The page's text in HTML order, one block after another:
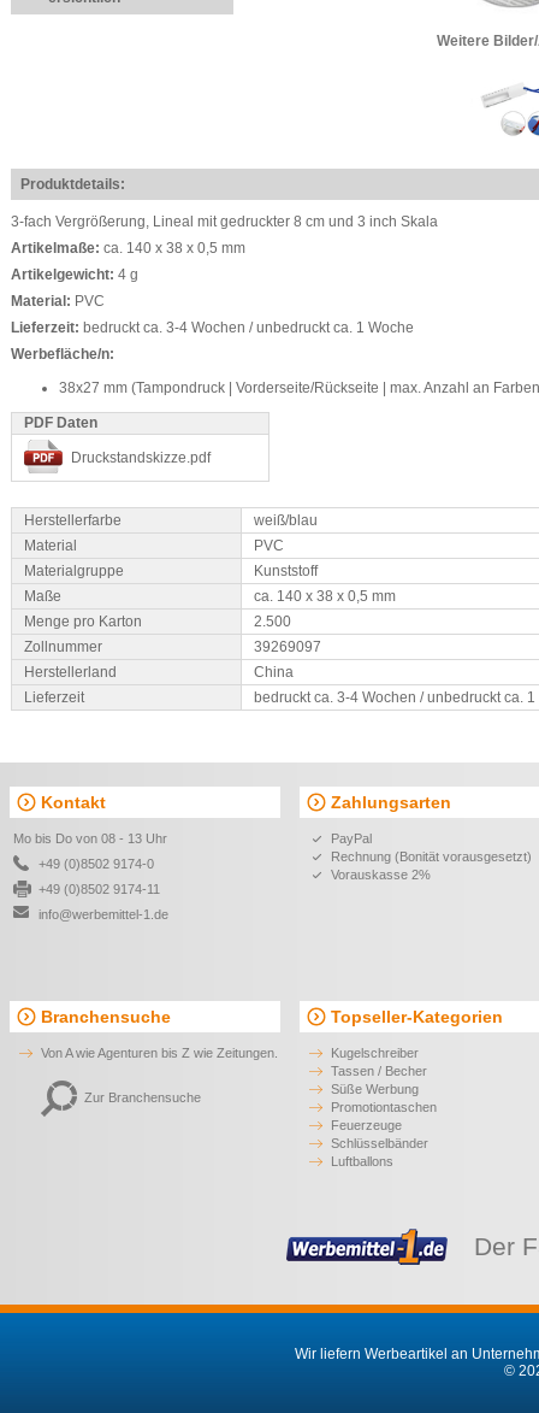
Weitere
Produktdetails:
3-fach Vergrößerung, Lineal mit gedruckter 8 cm und 3 inch Skala
Artikelmaße: ca. 140 x 38 x 0,5 mm
Artikelgewicht: 4 g
Material: PVC
Lieferzeit: bedruckt ca. 3-4 Wochen / unbedruckt ca. 1 Woche
Werbefläche/n:
38x27 mm (Tampondruck | Vorderseite/Rückseite | max. Anzahl an
PDF Daten
Druckstandskizze.pdf
Herstellerfarbe
weiß/blau
Material
PVC
Materialgruppe
Kunststoff
Maße
ca. 140 x 38 x 0,5 mm
Menge pro Karton
2.500
Zollnummer
39269097
Herstellerland
China
Lieferzeit
bedruckt ca. 3-4 Wochen / unbedruckt ca. 1
Kontakt
Mo bis Do von 08 - 13 Uhr
+49 (0)8502 9174-0
+49 (0)8502 9174-11
info@werbemittel-1.de
Zahlungsarten
PayPal
Rechnung (Bonität vorausgesetzt)
Vorauskasse 2%
Branchensuche
Von A wie Agenturen bis Z wie Zeitungen.
Zur Branchensuche
Topseller-Kategorien
Kugelschreiber
Tassen / Becher
Süße Werbung
Promotiontaschen
Feuerzeuge
Schlüsselbänder
Luftballons
Der
Wir liefern Werbeartikel an
©